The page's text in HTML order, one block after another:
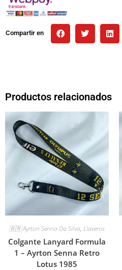
Compartir en
Productos relacionados
🇧🇷 Ayrton Senna Da Silva, Llaveros
Colgante Lanyard Formula
1 – Ayrton Senna Retro
Lotus 1985